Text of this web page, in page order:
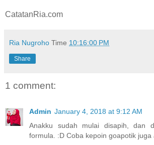
CatatanRia.com
Ria Nugroho Time 10:16:00 PM
Share
1 comment:
Admin January 4, 2018 at 9:12 AM
Anakku sudah mulai disapih, dan
formula. :D Coba kepoin goapotik juga